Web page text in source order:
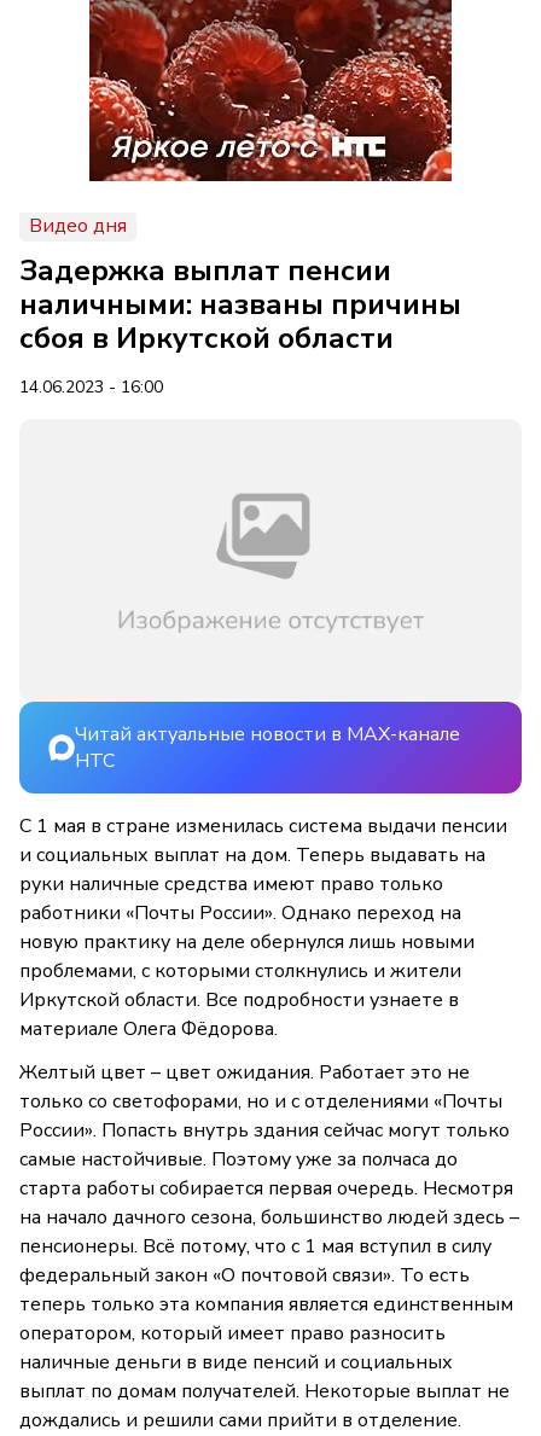
Видео дня
Задержка выплат пенсии
наличными: названы причины
сбоя в Иркутской области
14.06.2023 - 16:00
Читай актуальные новости в MAX-канале
НТС
С 1 мая в стране изменилась система выдачи пенсии
и социальных выплат на дом. Теперь выдавать на
руки наличные средства имеют право только
работники «Почты России». Однако переход на
новую практику на деле обернулся лишь новыми
проблемами, с которыми столкнулись и жители
Иркутской области. Все подробности узнаете в
материале Олега Фёдорова.
Желтый цвет – цвет ожидания. Работает это не
только со светофорами, но и с отделениями «Почты
России». Попасть внутрь здания сейчас могут только
самые настойчивые. Поэтому уже за полчаса до
старта работы собирается первая очередь. Несмотря
на начало дачного сезона, большинство людей здесь –
пенсионеры. Всё потому, что с 1 мая вступил в силу
федеральный закон «О почтовой связи». То есть
теперь только эта компания является единственным
оператором, который имеет право разносить
наличные деньги в виде пенсий и социальных
выплат по домам получателей. Некоторые выплат не
дождались и решили сами прийти в отделение.